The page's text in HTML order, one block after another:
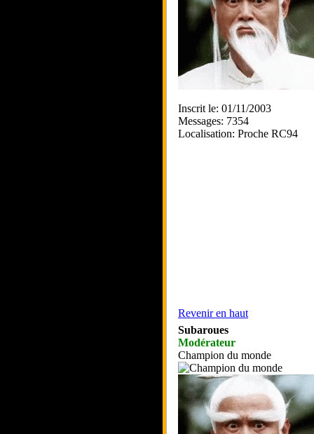
Inscrit le: 01/11/2003
Messages: 7354
Localisation: Proche RC94
Revenir en haut
Subaroues
Modérateur
Champion du monde